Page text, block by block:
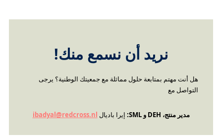
نريد أن نسمع منك!
هل أنت مهتم بمتابعة حلول مماثلة مع جمعيتك الوطنية؟ يرجى
التواصل مع
مدير منتج، DEH و SML: إيرا باديال ibadyal@redcross.nl